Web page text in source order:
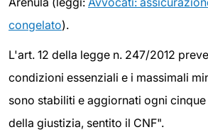
congelato).
L'art. 12 della legge n. 247/2012
condizioni essenziali e i massimali
sono stabiliti e aggiornati ogni
della giustizia, sentito il CNF".